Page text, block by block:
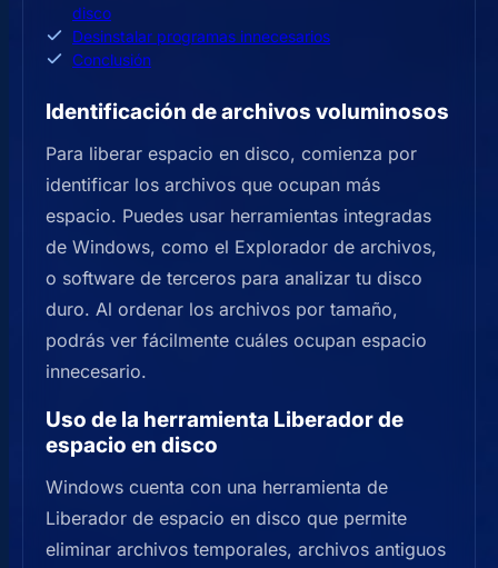
disco
Desinstalar programas innecesarios
Conclusión
Identificación de archivos voluminosos
Para liberar espacio en disco, comienza por
identificar los archivos que ocupan más
espacio. Puedes usar herramientas integradas
de Windows, como el Explorador de archivos,
o software de terceros para analizar tu disco
duro. Al ordenar los archivos por tamaño,
podrás ver fácilmente cuáles ocupan espacio
innecesario.
Uso de la herramienta Liberador de
espacio en disco
Windows cuenta con una herramienta de
Liberador de espacio en disco que permite
eliminar archivos temporales, archivos antiguos